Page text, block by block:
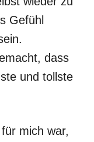
Gefühl
dass
und tollste
mich war,